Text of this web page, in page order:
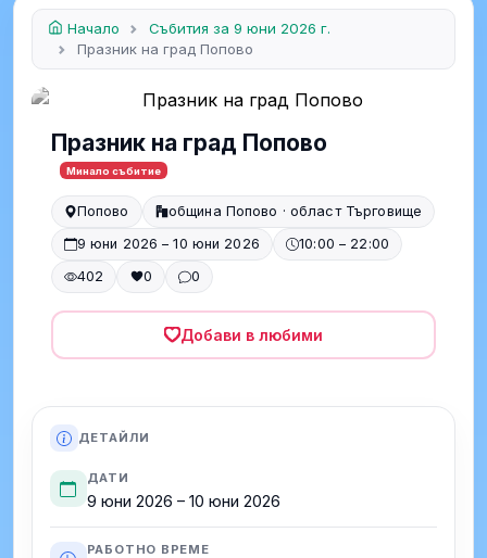
Начало
Събития за 9 юни 2026 г.
Празник на град Попово
Празник на град Попово
Минало събитие
Попово
община Попово · област Търговище
9 юни 2026 – 10 юни 2026
10:00 – 22:00
402
0 0
Добави в любими
ДЕТАЙЛИ
ДАТИ
9 юни 2026 – 10 юни 2026
РАБОТНО ВРЕМЕ